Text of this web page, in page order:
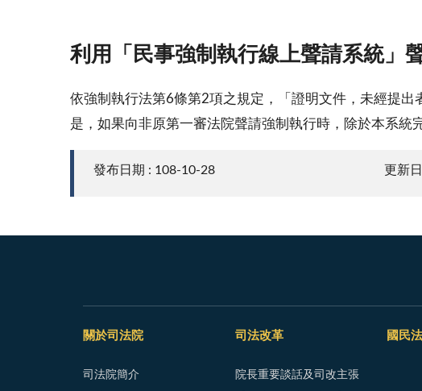
利用「民事強制執行線上聲請系統」
依強制執行法第6條第2項之規定，「證明文件，未經提
是，如果向非原第一審法院聲請強制執行時，除於本系統
發布日期 : 108-10-28 更新
關於司法院
司法院簡介
司法改革
院長重要談話及司改主張
國民